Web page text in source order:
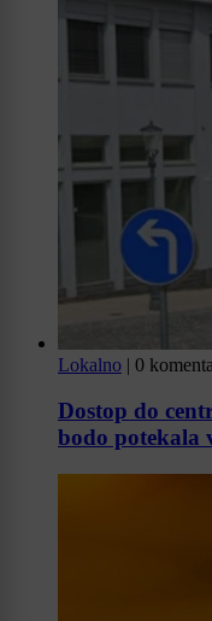
Lokalno | 0
Dostop do
bodo potekala